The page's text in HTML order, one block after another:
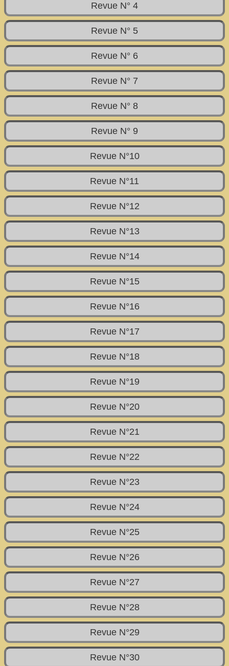
Revue N° 4
Revue N° 5
Revue N° 6
Revue N° 7
Revue N° 8
Revue N° 9
Revue N°10
Revue N°11
Revue N°12
Revue N°13
Revue N°14
Revue N°15
Revue N°16
Revue N°17
Revue N°18
Revue N°19
Revue N°20
Revue N°21
Revue N°22
Revue N°23
Revue N°24
Revue N°25
Revue N°26
Revue N°27
Revue N°28
Revue N°29
Revue N°30